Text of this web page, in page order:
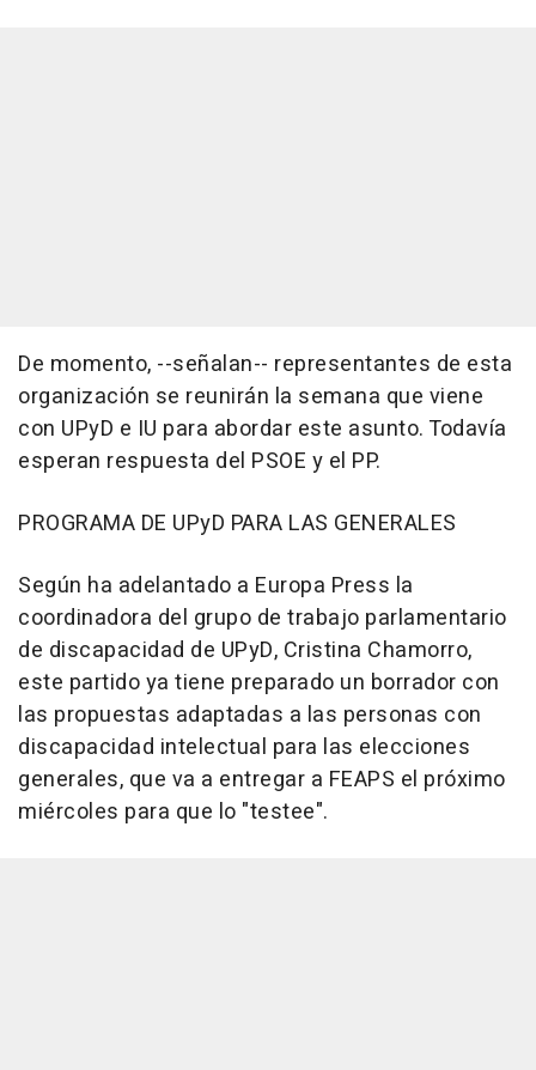
De momento, --señalan-- representantes de esta
organización se reunirán la semana que viene
con UPyD e IU para abordar este asunto. Todavía
esperan respuesta del PSOE y el PP.
PROGRAMA DE UPyD PARA LAS GENERALES
Según ha adelantado a Europa Press la
coordinadora del grupo de trabajo parlamentario
de discapacidad de UPyD, Cristina Chamorro,
este partido ya tiene preparado un borrador con
las propuestas adaptadas a las personas con
discapacidad intelectual para las elecciones
generales, que va a entregar a FEAPS el próximo
miércoles para que lo "testee".